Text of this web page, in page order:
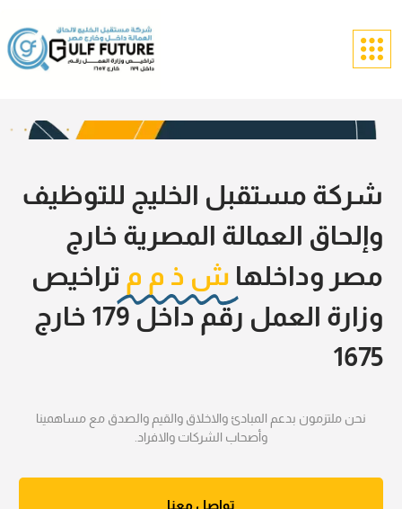
شركة مستقبل الخليج للتوظيف
وإلحاق العمالة المصرية خارج
مصر وداخلها ش ذ م م تراخيص
وزارة العمل رقم داخل 179 خارج
1675
نحن ملتزمون بدعم المبادئ والاخلاق والقيم والصدق مع مساهمينا
وأصحاب الشركات والافراد.
تواصل معنا